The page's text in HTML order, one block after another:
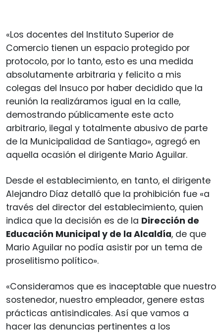
«Los docentes del Instituto Superior de
Comercio tienen un espacio protegido por
protocolo, por lo tanto, esto es una medida
absolutamente arbitraria y felicito a mis
colegas del Insuco por haber decidido que la
reunión la realizáramos igual en la calle,
demostrando públicamente este acto
arbitrario, ilegal y totalmente abusivo de parte
de la Municipalidad de Santiago», agregó en
aquella ocasión el dirigente Mario Aguilar.
Desde el establecimiento, en tanto, el dirigente
Alejandro Díaz detalló que la prohibición fue «a
través del director del establecimiento, quien
indica que la decisión es de la Dirección de
Educación Municipal y de la Alcaldía, de que
Mario Aguilar no podía asistir por un tema de
proselitismo político».
«Consideramos que es inaceptable que nuestro
sostenedor, nuestro empleador, genere estas
prácticas antisindicales. Así que vamos a
hacer las denuncias pertinentes a los